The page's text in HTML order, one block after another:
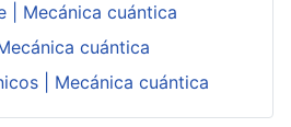
| Mecánica cuántica
cuántica
| Mecánica cuántica